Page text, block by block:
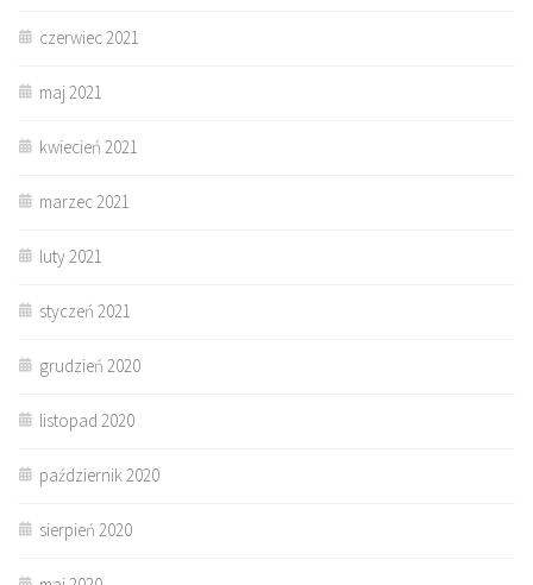
czerwiec 2021
maj 2021
kwiecień 2021
marzec 2021
luty 2021
styczeń 2021
grudzień 2020
listopad 2020
październik 2020
sierpień 2020